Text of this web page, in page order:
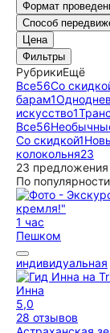
Формат
Способ
Цена
Фильтры
РубрикиЕщё
Все56Со
барам1
искусство1
Все56
Со скидкой1
колокольня23
23 предложения
По популярности
1 час
Пешком
индивидуальная
Инна
5,0
28 отзывов